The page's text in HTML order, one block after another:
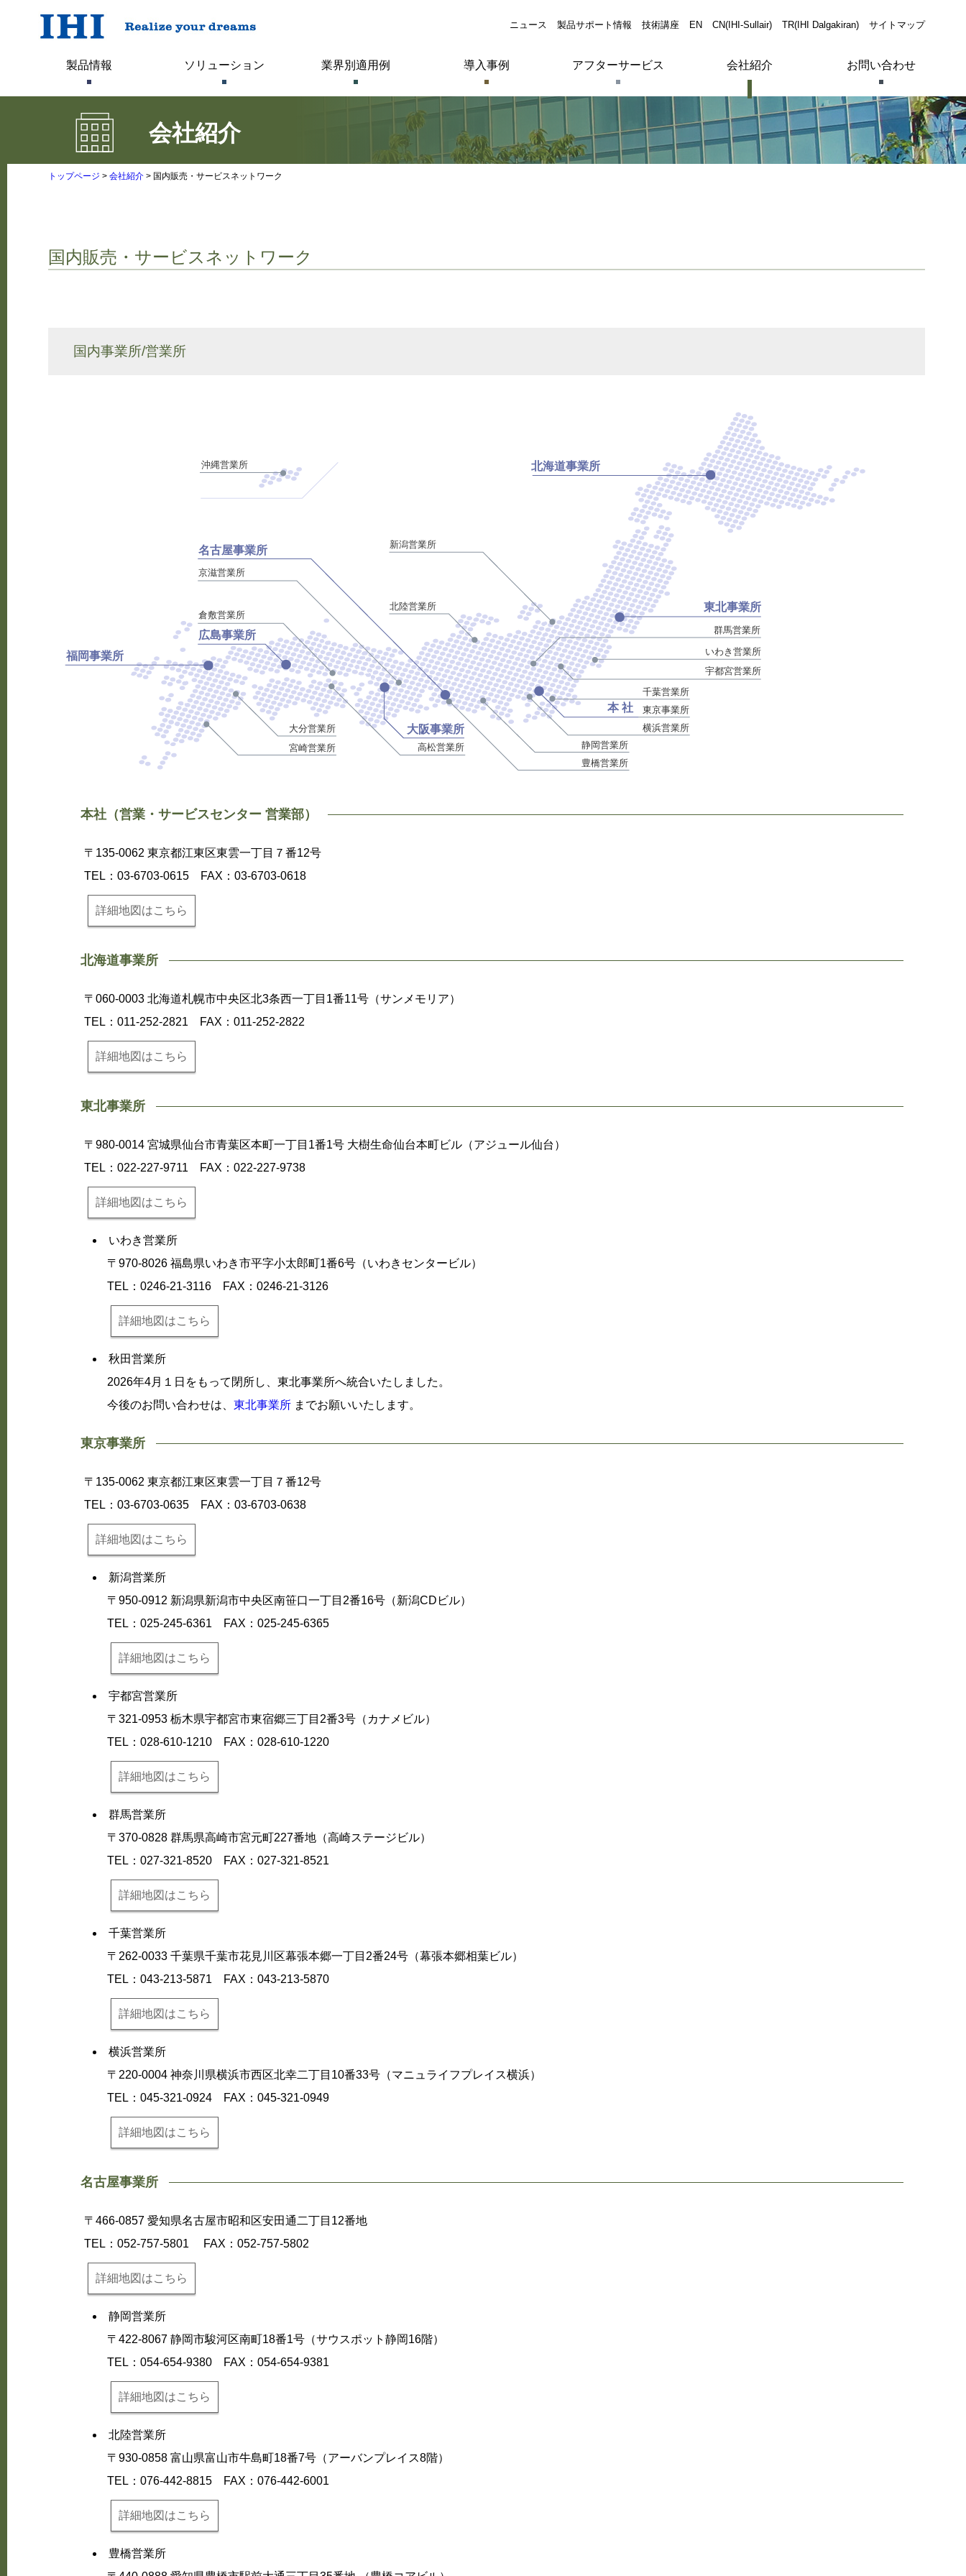
ニュース 製品サポート情報 技術講座 EN CN(IHI-Sullair) TR(IHI Dalgakiran) サイトマップ
製品情報
ターボコンプレッサー スクリューコンプレッサー プロセスガスレシプロコンプレッサー
ソリューション 業界別適用例 導入事例 アフターサービス 会社紹介 お問い合わせ
会社紹介
トップページ > 会社紹介 > 国内販売・サービスネットワーク
国内販売・サービスネットワーク
国内事業所/営業所
本 社
北海道事業所
東北事業所
いわき営業所
東京事業所
新潟営業所
宇都宮営業所
群馬営業所
千葉営業所
横浜営業所
名古屋事業所
静岡営業所
北陸営業所
豊橋営業所
大阪事業所
京滋営業所
広島事業所
倉敷営業所
高松営業所
福岡事業所
大分営業所
宮崎営業所
沖縄営業所
本社（営業・サービスセンター 営業部）
〒135-0062 東京都江東区東雲一丁目７番12号
TEL：03-6703-0615 FAX：03-6703-0618
詳細地図はこちら
北海道事業所
〒060-0003 北海道札幌市中央区北3条西一丁目1番11号（サンメモリア）
TEL：011-252-2821
FAX：011-252-2822
詳細地図はこちら
東北事業所
〒980-0014 宮城県仙台市青葉区本町一丁目1番1号 大樹生命仙台本町ビル（アジュール仙台）
TEL：022-227-9711
FAX：022-227-9738
詳細地図はこちら
いわき営業所
〒970-8026 福島県いわき市平字小太郎町1番6号（いわきセンタービル）
TEL：0246-21-3116
FAX：0246-21-3126
詳細地図はこちら
秋田営業所
2026年4月１日をもって閉所し、東北事業所へ統合いたしました。
今後のお問い合わせは、 東北事業所 までお願いいたします。
東京事業所
〒135-0062 東京都江東区東雲一丁目７番12号
TEL：03-6703-0635
FAX：03-6703-0638
詳細地図はこちら
新潟営業所
〒950-0912 新潟県新潟市中央区南笹口一丁目2番16号（新潟CDビル）
TEL：025-245-6361
FAX：025-245-6365
詳細地図はこちら
宇都宮営業所
〒321-0953 栃木県宇都宮市東宿郷三丁目2番3号（カナメビル）
TEL：028-610-1210
FAX：028-610-1220
詳細地図はこちら
群馬営業所
〒370-0828 群馬県高崎市宮元町227番地（高崎ステージビル）
TEL：027-321-8520
FAX：027-321-8521
詳細地図はこちら
千葉営業所
〒262-0033 千葉県千葉市花見川区幕張本郷一丁目2番24号（幕張本郷相葉ビル）
TEL：043-213-5871
FAX：043-213-5870
詳細地図はこちら
横浜営業所
〒220-0004 神奈川県横浜市西区北幸二丁目10番33号（マニュライフプレイス横浜）
TEL：045-321-0924
FAX：045-321-0949
詳細地図はこちら
名古屋事業所
〒466-0857 愛知県名古屋市昭和区安⽥通⼆丁⽬12番地
TEL：052-757-5801
FAX：052-757-5802
詳細地図はこちら
静岡営業所
〒422-8067 静岡市駿河区南町18番1号（サウスポット静岡16階）
TEL：054-654-9380
FAX：054-654-9381
詳細地図はこちら
北陸営業所
〒930-0858 富山県富山市牛島町18番7号（アーバンプレイス8階）
TEL：076-442-8815
FAX：076-442-6001
詳細地図はこちら
豊橋営業所